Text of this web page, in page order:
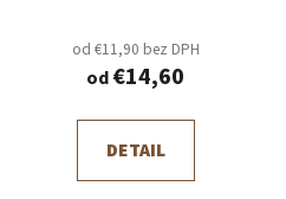
od €11,90 bez DPH
od€14,60
DETAIL